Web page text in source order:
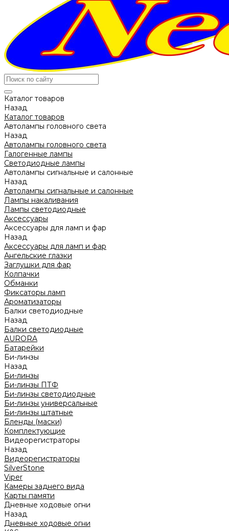
Каталог товаров
Назад
Каталог товаров
Автолампы головного света
Назад
Автолампы головного света
Галогенные лампы
Светодиодные лампы
Автолампы сигнальные и салонные
Назад
Автолампы сигнальные и салонные
Лампы накаливания
Лампы светодиодные
Аксессуары
Аксессуары для ламп и фар
Назад
Аксессуары для ламп и фар
Ангельские глазки
Заглушки для фар
Колпачки
Обманки
Фиксаторы ламп
Ароматизаторы
Балки светодиодные
Назад
Балки светодиодные
AURORA
Батарейки
Би-линзы
Назад
Би-линзы
Би-линзы ПТФ
Би-линзы светодиодные
Би-линзы универсальные
Би-линзы штатные
Бленды (маски)
Комплектующие
Видеорегистраторы
Назад
Видеорегистраторы
SilverStone
Viper
Камеры заднего вида
Карты памяти
Дневные ходовые огни
Назад
Дневные ходовые огни